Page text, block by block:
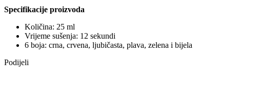
Specifikacije proizvoda
Količina: 25 ml
Vrijeme sušenja: 12 sekundi
6 boja: crna, crvena, ljubičasta, plava, zelena i bijela
Podijeli